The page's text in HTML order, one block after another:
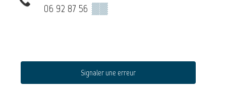
06 92 87 56 ▒▒
Signaler une erreur